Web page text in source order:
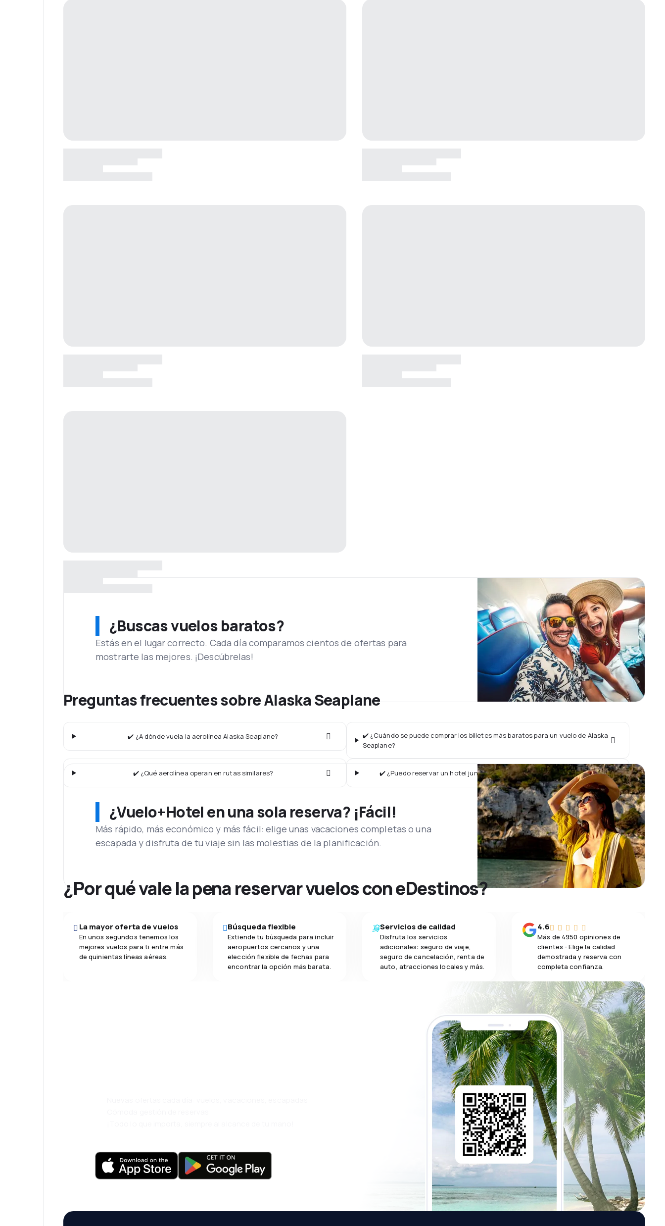
¿Buscas vuelos baratos?
Estás en el lugar correcto. Cada día comparamos cientos de ofertas para
mostrarte las mejores. ¡Descúbrelas!
Preguntas frecuentes sobre Alaska Seaplane
✔️ ¿A dónde vuela la aerolínea Alaska Seaplane?
✔️ ¿Cuándo se puede comprar los billetes más baratos para un vuelo de Alaska
Seaplane?
✔️ ¿Qué aerolínea operan en rutas similares? ✔️ ¿Puedo reservar un hotel junto con un vuelo de Alaska Seaplane?
¿Vuelo+Hotel en una sola reserva? ¡Fácil!
Más rápido, más económico y más fácil: elige unas vacaciones completas o una
escapada y disfruta de tu viaje sin las molestias de la planificación.
¿Por qué vale la pena reservar vuelos con eDestinos?
La mayor oferta de vuelos
En unos segundos tenemos los
mejores vuelos para ti entre más
de quinientas líneas aéreas.
Búsqueda flexible
Extiende tu búsqueda para incluir
aeropuertos cercanos y una
elección flexible de fechas para
encontrar la opción más barata.
Servicios de calidad
Disfruta los servicios
adicionales: seguro de viaje,
seguro de cancelación, renta de
auto, atracciones locales y más.
4.6
Más de 4950 opiniones de
clientes - Elige la calidad
demostrada y reserva con
completa confianza.